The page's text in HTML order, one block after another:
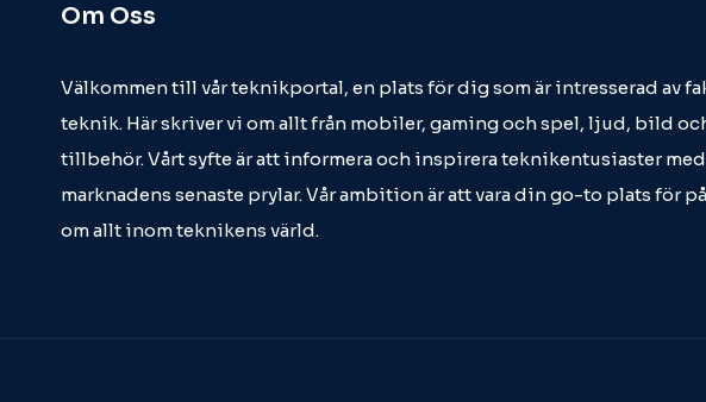
Om Oss
Välkommen till vår teknikportal, en plats för dig som är intresserad av
teknik. Här skriver vi om allt från mobiler, gaming och spel, ljud, bild
tillbehör. Vårt syfte är att informera och inspirera teknikentusiaster
marknadens senaste prylar. Vår ambition är att vara din go-to plats
om allt inom teknikens värld.